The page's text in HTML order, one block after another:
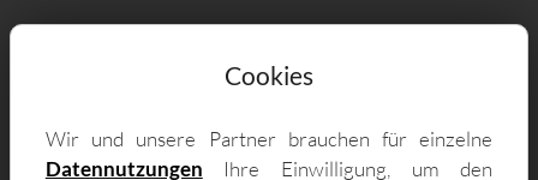
44789 Ehrenfeld, 44869 Eppendorf, 44795
44809 Hofstede, 44869 Westenfeld, 44867
Cookies
Wir und unsere Partner brauchen für einzelne
Datennutzungen Ihre Einwilligung, um den